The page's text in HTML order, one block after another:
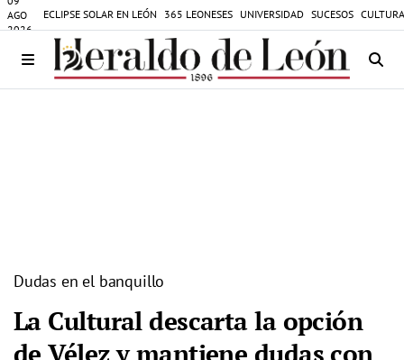
AGO
2026
ECLIPSE SOLAR EN LEÓN 365 LEONESES UNIVERSIDAD SUCESOS
Dudas en el banquillo
La Cultural descarta la opción
de Vélez y mantiene dudas con